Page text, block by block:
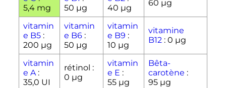
5,4 mg
50 µg
40 µg
60 µg
vitamin
e B5 :
200 µg
vitamin
e B6 :
50 µg
vitamin
e B9 :
10 µg
vitamine
B12 : 0 µg
vitamin
e A :
35,0 UI
rétinol :
0 µg
vitamin
e E :
55 µg
Bêta-
carotène :
95 µg